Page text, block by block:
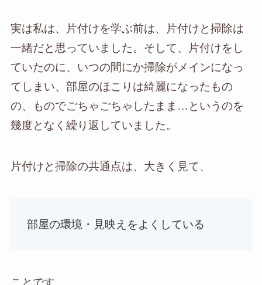
実は私は、片付けを学ぶ前は、片付けと掃除は
一緒だと思っていました。そして、片付けをし
ていたのに、いつの間にか掃除がメインになっ
てしまい、部屋のほこりは綺麗になったもの
の、ものでごちゃごちゃしたまま…というのを
幾度となく繰り返していました。
片付けと掃除の共通点は、大きく見て、
部屋の環境・見映えをよくしている
ことです。